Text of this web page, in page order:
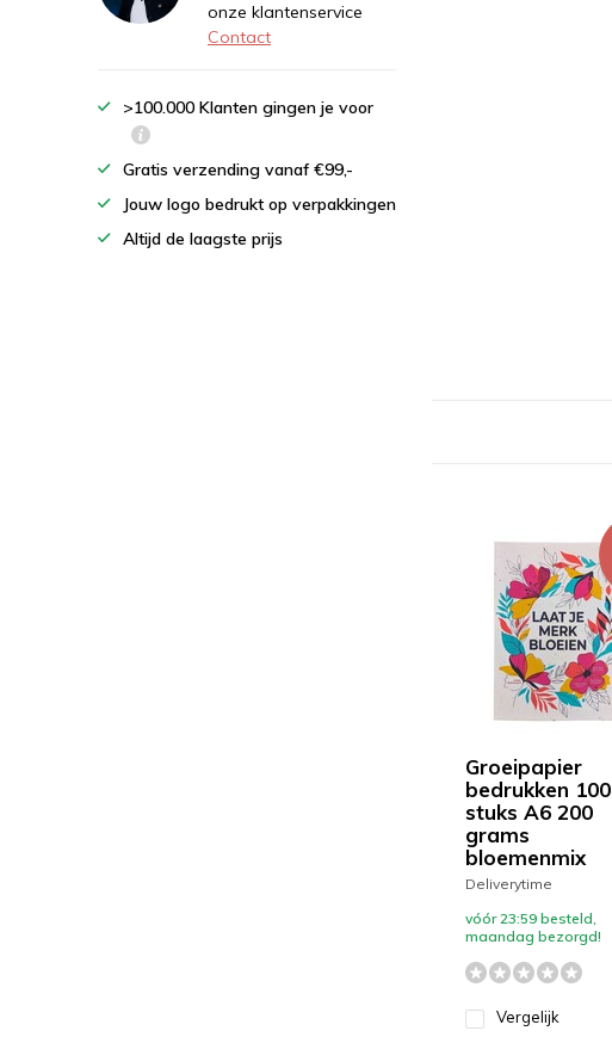
Groeipapier
bedrukken 100
stuks A6 200
grams
bloemenmix
Deliverytime
vóór 23:59 besteld,
maandag bezorgd!
Vergelijk
onze klantenservice
Contact
>100.000 Klanten gingen je voor
Gratis verzending vanaf €99,-
Jouw logo bedrukt op verpakkingen
Altijd de laagste prijs